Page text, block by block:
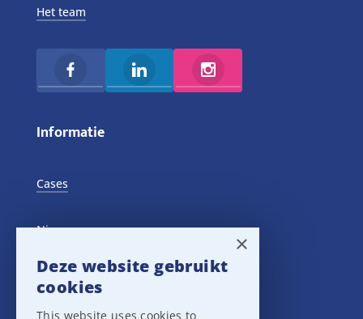
Het team
Informatie
Cases
Nieuws
Training Events
×
Deze website gebruikt
cookies
This website uses cookies to